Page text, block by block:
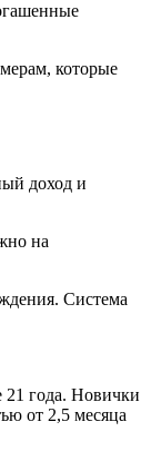
которые
доход и
на
Система
21 года. Новички
от 2,5 месяца